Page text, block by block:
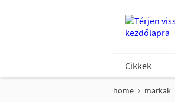
Cikkek
home markak